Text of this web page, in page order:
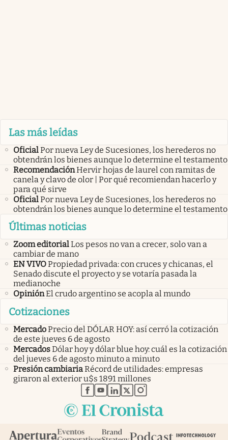
Las más leídas
OficialPor nueva Ley de Sucesiones, los herederos no
obtendrán los bienes aunque lo determine el testamento
RecomendaciónHervir hojas de laurel con ramitas de
canela y clavo de olor | Por qué recomiendan hacerlo y
para qué sirve
OficialPor nueva Ley de Sucesiones, los herederos no
obtendrán los bienes aunque lo determine el testamento
Últimas noticias
Zoom editorialLos pesos no van a crecer, solo van a
cambiar de mano
EN VIVOPropiedad privada: con cruces y chicanas, el
Senado discute el proyecto y se votaría pasada la
medianoche
OpiniónEl crudo argentino se acopla al mundo
Cotizaciones
MercadoPrecio del DÓLAR HOY: así cerró la cotización
de este jueves 6 de agosto
MercadosDólar hoy y dólar blue hoy: cuál es la cotización
del jueves 6 de agosto minuto a minuto
Presión cambiariaRécord de utilidades: empresas
giraron al exterior u$s 1891 millones
abre en nueva pestaña
abre en nueva pestaña
abre en nueva pestaña
abre en nueva pestaña
abre en nueva pestaña